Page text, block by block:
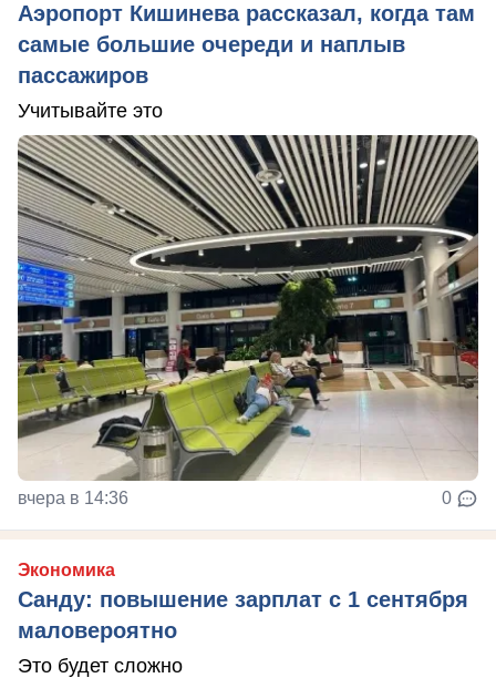
Аэропорт Кишинева рассказал, когда там
самые большие очереди и наплыв
пассажиров
Учитывайте это
вчера в 14:36 0
Экономика
Санду: повышение зарплат с 1 сентября
маловероятно
Это будет сложно